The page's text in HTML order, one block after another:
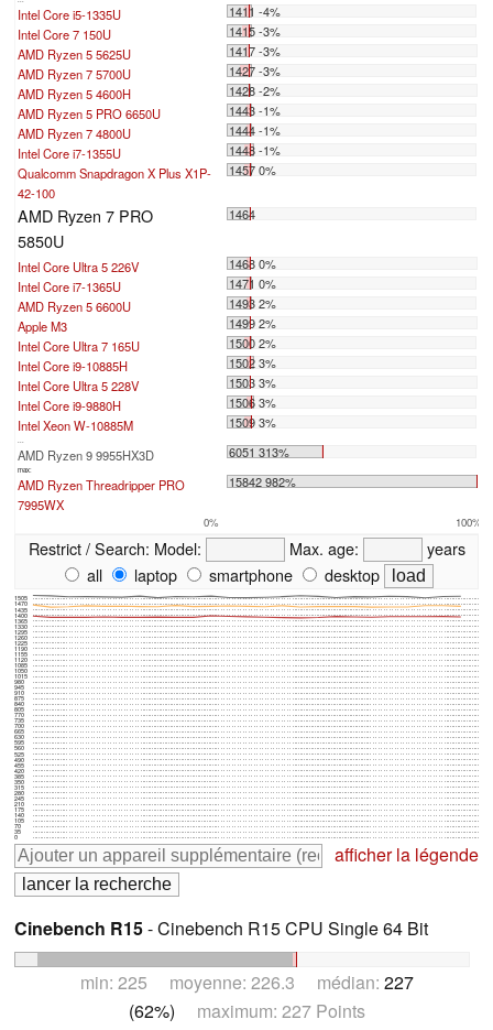
Intel Core i5-1335U
1411 -4%
Intel Core 7 150U
1415 -3%
AMD Ryzen 5 5625U
1417 -3%
AMD Ryzen 7 5700U
1427 -3%
AMD Ryzen 5 4600H
1428 -2%
AMD Ryzen 5 PRO 6650U
1443 -1%
AMD Ryzen 7 4800U
1444 -1%
Intel Core i7-1355U
1448 -1%
Qualcomm Snapdragon X Plus X1P-
42-100
1457 0%
AMD Ryzen 7 PRO
5850U
1464
Intel Core Ultra 5 226V
1468 0%
Intel Core i7-1365U
1471 0%
AMD Ryzen 5 6600U
1493 2%
Apple M3
1499 2%
Intel Core Ultra 7 165U
1500 2%
Intel Core i9-10885H
1502 3%
Intel Core Ultra 5 228V
1503 3%
Intel Core i9-9880H
1506 3%
Intel Xeon W-10885M
1509 3%
AMD Ryzen 9 9955HX3D 6051 313%
max:
AMD Ryzen Threadripper PRO
7995WX
15842 982%
0% 100%
Restrict / Search: Model: Max. age:
years
all
laptop smartphone desktop
0
35
70
105
140
175
210
245
280
315
350
385
420
455
490
525
560
595
630
665
700
735
770
805
840
875
910
945
980
1015
1050
1085
1120
1155
1190
1225
1260
1295
1330
1365
1400
1435
1470
1505
afficher la légende
Cinebench R15- Cinebench R15 CPU Single 64 Bit
min: 225 moyenne: 226.3 médian: 227
(62%) maximum: 227 Points